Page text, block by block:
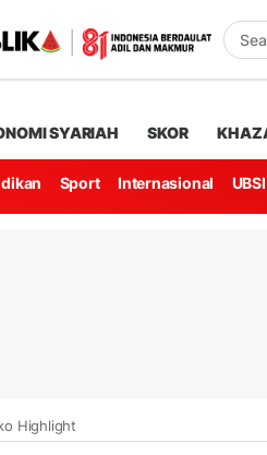
SYARIAH SKOR
Sport Internasional UBSI
Highlight